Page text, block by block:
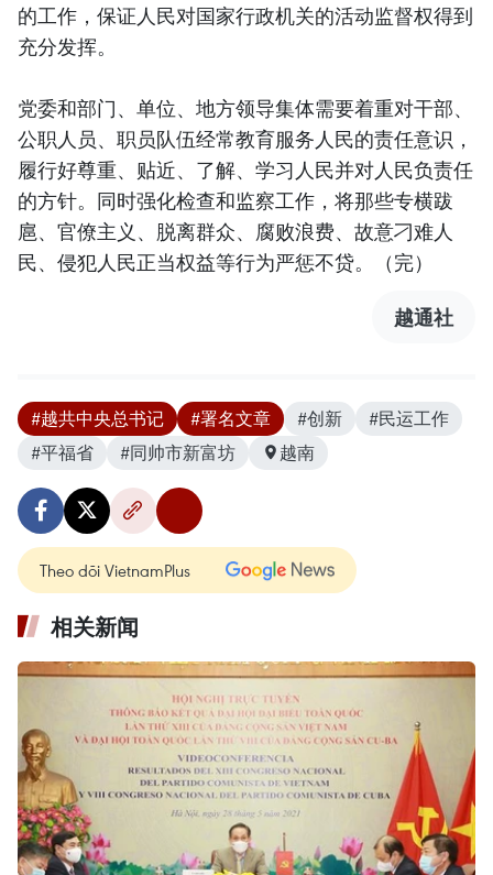
的工作，保证人民对国家行政机关的活动监督权得到
充分发挥。
党委和部门、单位、地方领导集体需要着重对干部、
公职人员、职员队伍经常教育服务人民的责任意识，
履行好尊重、贴近、了解、学习人民并对人民负责任
的方针。同时强化检查和监察工作，将那些专横跋
扈、官僚主义、脱离群众、腐败浪费、故意刁难人
民、侵犯人民正当权益等行为严惩不贷。（完）
越通社
#越共中央总书记 #署名文章 #创新
#民运工作
#平福省
#同帅市新富坊 越南
Theo dõi VietnamPlus
相关新闻